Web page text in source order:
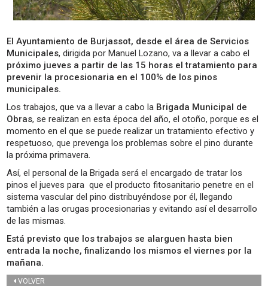
El Ayuntamiento de Burjassot, desde el área de Servicios
Municipales, dirigida por Manuel Lozano, va a llevar a cabo el
próximo jueves a partir de las 15 horas el tratamiento para
prevenir la procesionaria en el 100% de los pinos
municipales.
Los trabajos, que va a llevar a cabo la Brigada Municipal de
Obras, se realizan en esta época del año, el otoño, porque es el
momento en el que se puede realizar un tratamiento efectivo y
respetuoso, que prevenga los problemas sobre el pino durante
la próxima primavera.
Así, el personal de la Brigada será el encargado de tratar los
pinos el jueves para que el producto fitosanitario penetre en el
sistema vascular del pino distribuyéndose por él, llegando
también a las orugas procesionarias y evitando así el desarrollo
de las mismas.
Está previsto que los trabajos se alarguen hasta bien
entrada la noche, finalizando los mismos el viernes por la
mañana.
VOLVER